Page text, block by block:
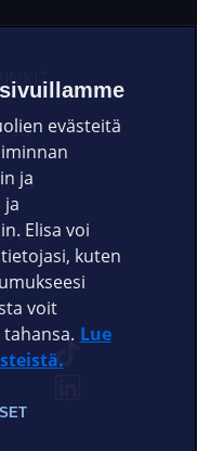
evästeitä
ja
ja
Elisa voi
kuten
voit
Lue